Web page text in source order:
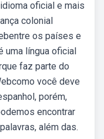
oficial e mais
colonial
os países e
uma língua oficial
faz parte do
você deve
porém,
encontrar
além das.